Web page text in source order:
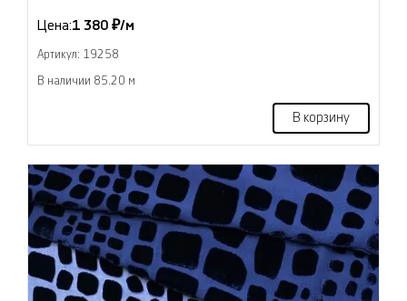
Цена:1 380 ₽/м
Артикул: 19258
В наличии 85.20 м
В корзину